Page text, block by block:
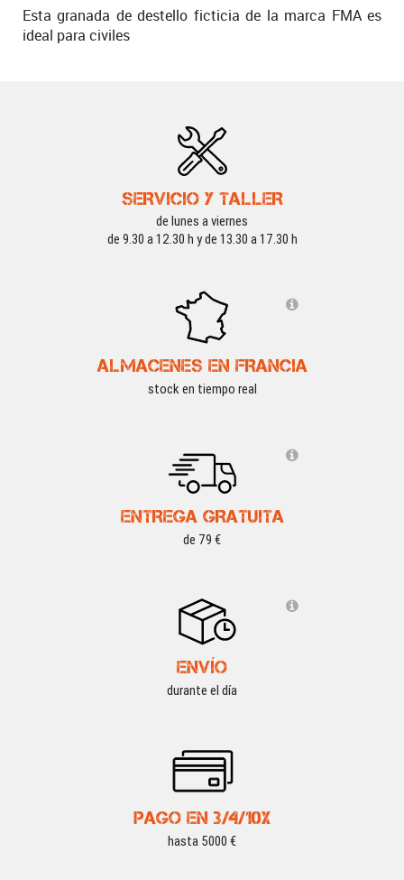
Esta granada de destello ficticia de la marca FMA es
ideal para civiles
SERVICIO Y TALLER
de lunes a viernes
de 9.30 a 12.30 h y de 13.30 a 17.30 h
ALMACENES EN FRANCIA
stock en tiempo real
ENTREGA GRATUITA
de 79 €
ENVÍO
durante el día
PAGO EN 3/4/10X
hasta 5000 €